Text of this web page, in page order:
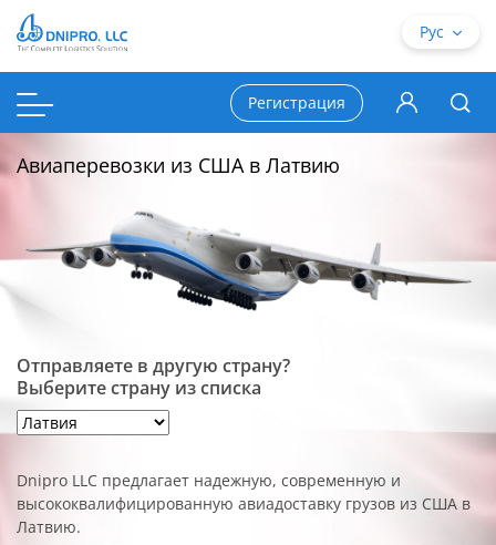
Авиаперевозки из США в Латвию
Отправляете в другую страну?
Выберите страну из списка
Dnipro LLC предлагает надежную, современную и
высококвалифицированную авиадоставку грузов из США в
Латвию.
Рус
Регистрация